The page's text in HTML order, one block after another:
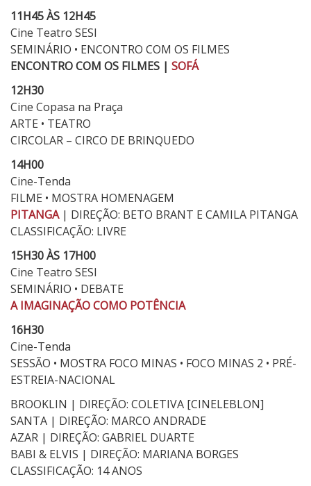
11H45 ÀS 12H45
Cine Teatro SESI
SEMINÁRIO • ENCONTRO COM OS FILMES
ENCONTRO COM OS FILMES | SOFÁ
12H30
Cine Copasa na Praça
ARTE • TEATRO
CIRCOLAR – CIRCO DE BRINQUEDO
14H00
Cine-Tenda
FILME • MOSTRA HOMENAGEM
PITANGA| DIREÇÃO: BETO BRANT E CAMILA PITANGA
CLASSIFICAÇÃO: LIVRE
15H30 ÀS 17H00
Cine Teatro SESI
SEMINÁRIO • DEBATE
A IMAGINAÇÃO COMO POTÊNCIA
16H30
Cine-Tenda
SESSÃO • MOSTRA FOCO MINAS • FOCO MINAS 2 • PRÉ-
ESTREIA-NACIONAL
BROOKLIN | DIREÇÃO: COLETIVA [CINELEBLON]
SANTA | DIREÇÃO: MARCO ANDRADE
AZAR | DIREÇÃO: GABRIEL DUARTE
BABI & ELVIS | DIREÇÃO: MARIANA BORGES
CLASSIFICAÇÃO: 14 ANOS